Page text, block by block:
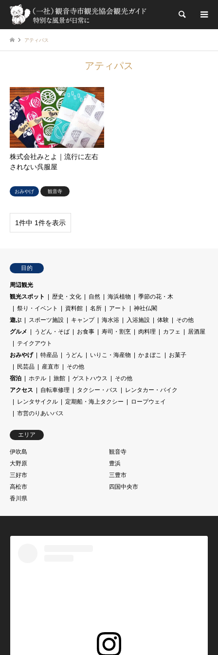
検索
アティパス
アティパス
株式会社みとよ｜流行に左右
されない呉服屋
おみやげ 観音寺
1件中 1件を表示
目的
周辺観光
観光スポット
歴史・文化 自然 海浜植物
季節の花・木
祭り・イベント
資料館 名所 アート
神社仏閣
遊ぶ
スポーツ施設 キャンプ 海水浴 入浴施設 体験
その他
グルメ
うどん・そば お食事 寿司・割烹 肉料理 カフェ
居酒屋
テイクアウト
おみやげ
特産品 うどん いりこ・海産物 かまぼこ
お菓子
民芸品
産直市
その他
宿泊
ホテル 旅館 ゲストハウス
その他
アクセス
自転車修理 タクシー・バス
レンタカー・バイク
レンタサイクル
定期船・海上タクシー
ロープウェイ
市営のりあいバス
エリア
伊吹島
観音寺
大野原
豊浜
三好市
三豊市
高松市
四国中央市
香川県